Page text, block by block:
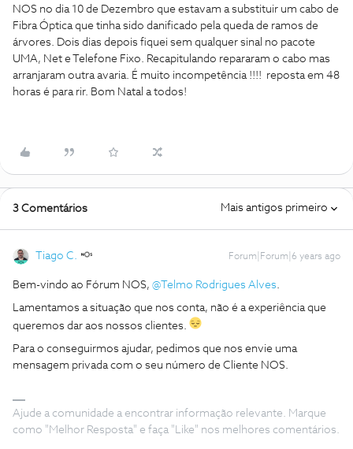
NOS no dia 10 de Dezembro que estavam a substituir um cabo de
Fibra Óptica que tinha sido danificado pela queda de ramos de
árvores. Dois dias depois fiquei sem qualquer sinal no pacote
UMA, Net e Telefone Fixo. Recapitulando repararam o cabo mas
arranjaram outra avaria. É muito incompetência !!!! reposta em 48
horas é para rir. Bom Natal a todos!
3 Comentários Mais antigos primeiro
Tiago C. Forum|Forum|6 years ago
Bem-vindo ao Fórum NOS, @Telmo Rodrigues Alves.
Lamentamos a situação que nos conta, não é a experiência que
queremos dar aos nossos clientes.
Para o conseguirmos ajudar, pedimos que nos envie uma
mensagem privada com o seu número de Cliente NOS.
Ajude a comunidade a encontrar informação relevante. Marque
como "Melhor Resposta" e faça "Like" nos melhores comentários.